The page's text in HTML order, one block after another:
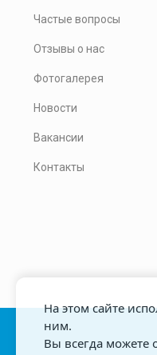
Частые вопросы
Отзывы о нас
Фотогалерея
Новости
Вакансии
Контакты
На этом сайте
ним.
Вы всегда можете